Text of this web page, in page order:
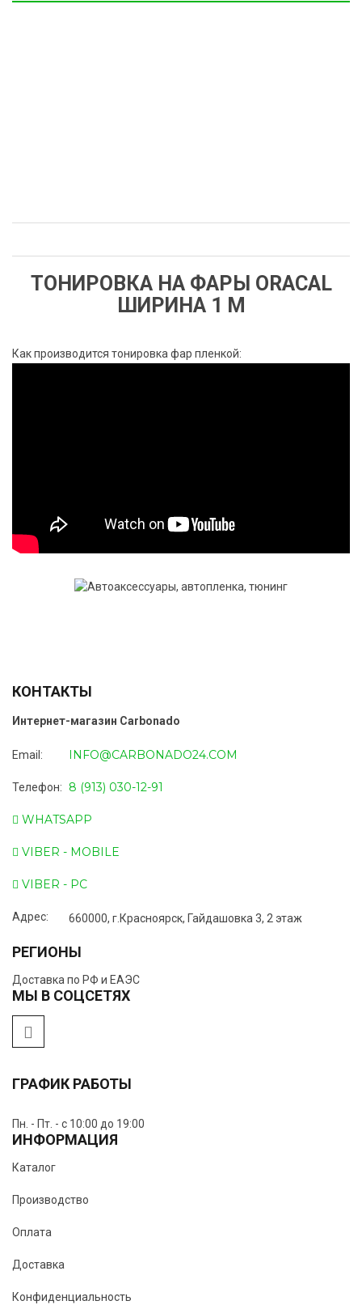
ТОНИРОВКА НА ФАРЫ ORACAL
ШИРИНА 1 М
Как производится тонировка фар пленкой:
КОНТАКТЫ
Интернет-магазин Carbonado
Email: INFO@CARBONADO24.COM
Телефон: 8 (913) 030-12-91
WHATSAPP
VIBER - MOBILE
VIBER - PC
Адрес: 660000, г.Красноярск, Гайдашовка 3, 2 этаж
РЕГИОНЫ
Доставка по РФ и ЕАЭС
МЫ В СОЦСЕТЯХ
ГРАФИК РАБОТЫ
Пн. - Пт. - с 10:00 до 19:00
ИНФОРМАЦИЯ
Каталог
Производство
Оплата
Доставка
Конфиденциальность